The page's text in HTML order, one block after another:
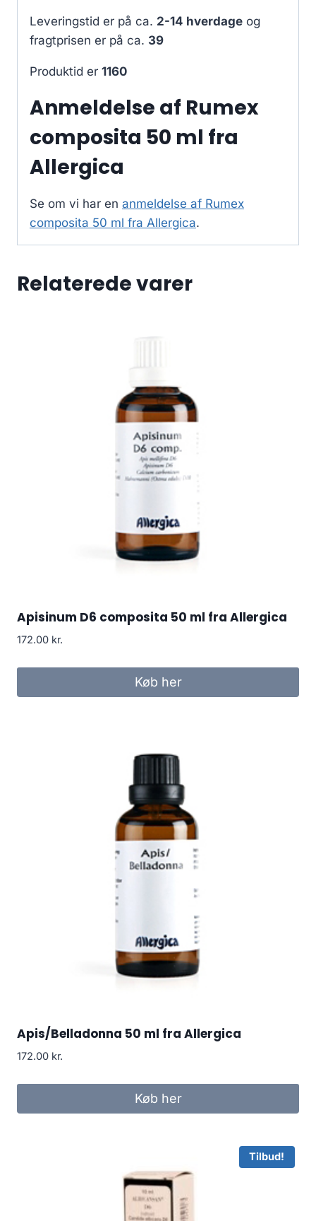
Leveringstid er på ca. 2-14 hverdage og
fragtprisen er på ca. 39
Produktid er 1160
Anmeldelse af Rumex
composita 50 ml fra
Allergica
Se om vi har en anmeldelse af Rumex
composita 50 ml fra Allergica.
Relaterede varer
Apisinum D6 composita 50 ml fra Allergica
172.00 kr.
Køb her
Apis/Belladonna 50 ml fra Allergica
172.00 kr.
Køb her
Tilbud!